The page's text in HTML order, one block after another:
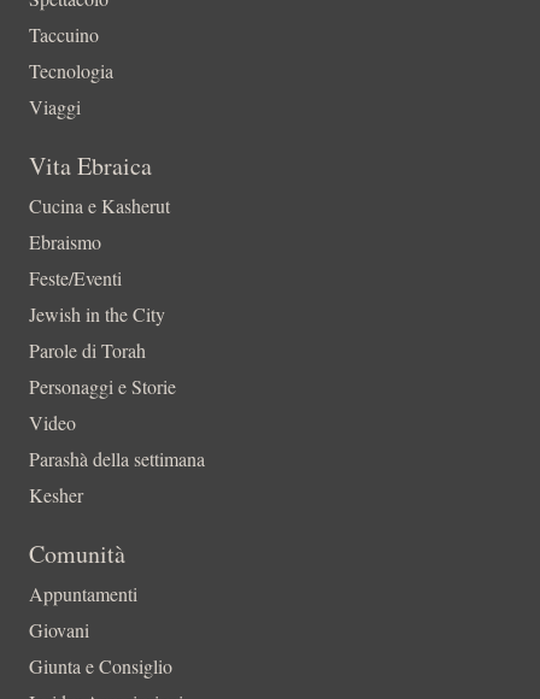
Taccuino
Tecnologia
Viaggi
Vita Ebraica
Cucina e Kasherut
Ebraismo
Feste/Eventi
Jewish in the City
Parole di Torah
Personaggi e Storie
Video
Parashà della settimana
Kesher
Comunità
Appuntamenti
Giovani
Giunta e Consiglio